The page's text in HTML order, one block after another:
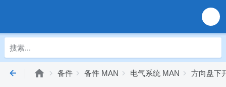
备件 备件 MAN 电气系统 MAN 方向盘下